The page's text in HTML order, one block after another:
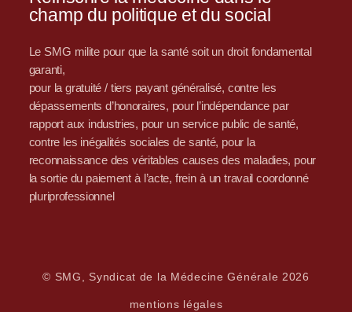
champ du politique et du social
Le SMG milite pour que la santé soit un droit fondamental
garanti,
pour la gratuité / tiers payant généralisé, contre les
dépassements d’honoraires, pour l’indépendance par
rapport aux industries, pour un service public de santé,
contre les inégalités sociales de santé, pour la
reconnaissance des véritables causes des maladies, pour
la sortie du paiement à l’acte, frein à un travail coordonné
pluriprofessionnel
© SMG, Syndicat de la Médecine Générale 2026
mentions légales